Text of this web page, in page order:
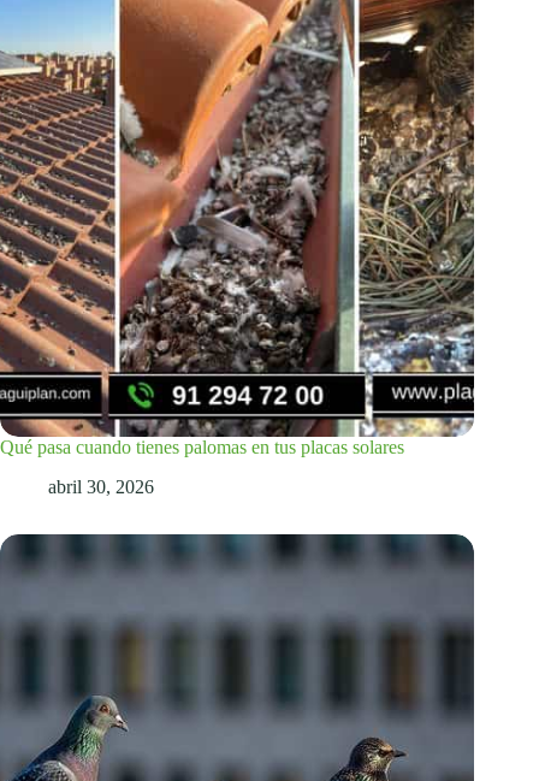
Qué pasa cuando tienes palomas en tus placas solares
abril 30, 2026